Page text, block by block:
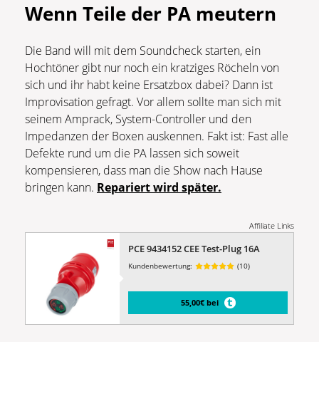
Wenn Teile der PA meutern
Die Band will mit dem Soundcheck starten, ein
Hochtöner gibt nur noch ein kratziges Röcheln von
sich und ihr habt keine Ersatzbox dabei? Dann ist
Improvisation gefragt. Vor allem sollte man sich mit
seinem Amprack, System-Controller und den
Impedanzen der Boxen auskennen. Fakt ist: Fast alle
Defekte rund um die PA lassen sich soweit
kompensieren, dass man die Show nach Hause
bringen kann. Repariert wird später.
Affiliate Links
PCE 9434152 CEE Test-Plug 16A
Kundenbewertung: (10)
55,00€ bei